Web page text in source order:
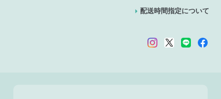
配送時間指定について